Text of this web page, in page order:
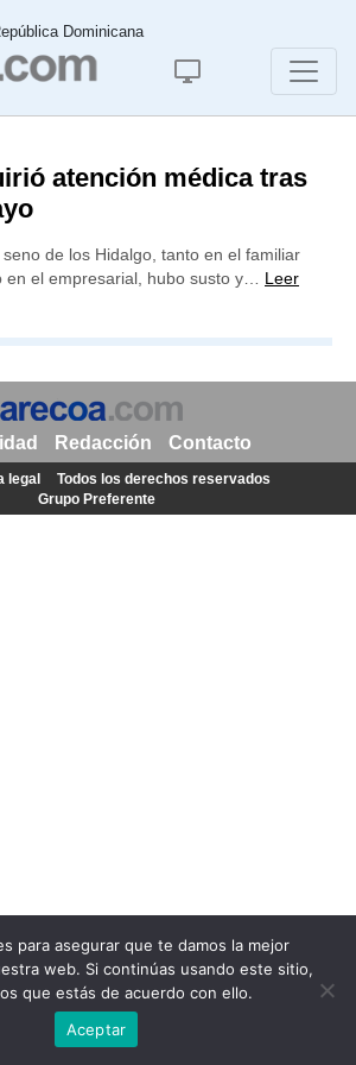
Dominicana
atención médica tras
seno de los Hidalgo, tanto en el familiar
en el empresarial, hubo susto y… Leer
para asegurar que te damos la mejor
web. Si continúas usando este sitio,
que estás de acuerdo con ello.
Aceptar
Redacción Contacto
legal
Todos los derechos reservados
Grupo Preferente